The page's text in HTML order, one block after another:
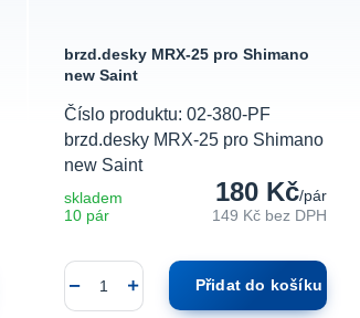
brzd.desky MRX-25 pro Shimano
new Saint
Číslo produktu: 02-380-PF
brzd.desky MRX-25 pro Shimano
new Saint
180 Kč/pár
149 Kč bez DPH
skladem
10 pár
Přidat do košíku